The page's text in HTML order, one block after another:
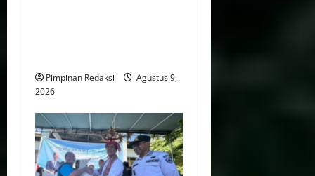
Pimpinan Redaksi
Agustus 9,
2026